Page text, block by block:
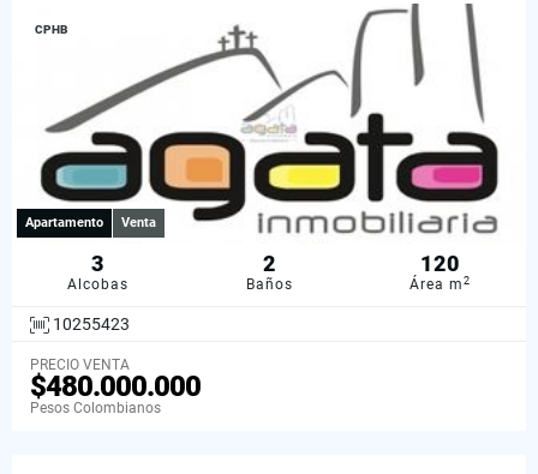
CPHB
Apartamento Venta
3
Alcobas
2
Baños
120
Área m2
10255423
PRECIO VENTA
$480.000.000
Pesos Colombianos